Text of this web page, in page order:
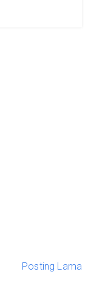
Posting Lama